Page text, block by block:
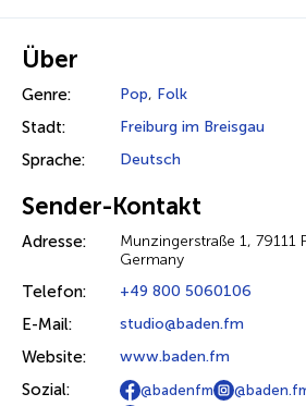
Über
Genre: Pop, Folk
Stadt: Freiburg im Breisgau
Sprache: Deutsch
Sender-Kontakt
Adresse:
Munzingerstraße 1, 79111
Germany
Telefon: +49 800 5060106
E-Mail: studio@baden.fm
Website: www.baden.fm
Sozial: @badenfm